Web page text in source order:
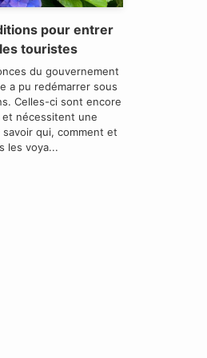
pour entrer
touristes
du gouvernement
a pu redémarrer sous
Celles-ci sont encore
et nécessitent une
qui, comment et
les voya...